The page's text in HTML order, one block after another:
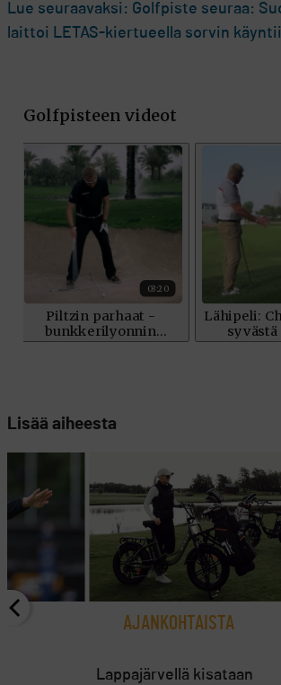
Lue seuraavaksi: Golfpiste seuraa:
laittoi LETAS-kiertueella sorvin
Lisää aiheesta
AJANKOHTAISTA
Lappajärvellä kisataan